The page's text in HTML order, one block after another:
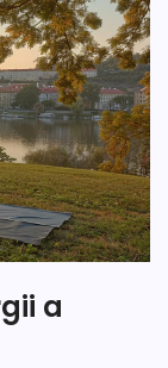
a